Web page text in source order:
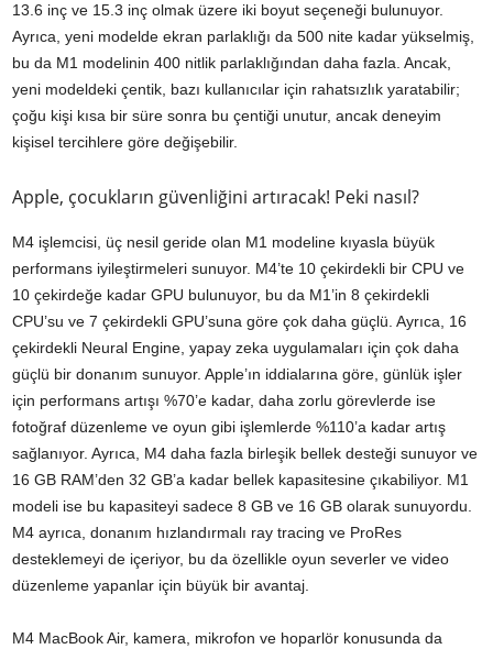
13.6 inç ve 15.3 inç olmak üzere iki boyut seçeneği bulunuyor.
Ayrıca, yeni modelde ekran parlaklığı da 500 nite kadar yükselmiş,
bu da M1 modelinin 400 nitlik parlaklığından daha fazla. Ancak,
yeni modeldeki çentik, bazı kullanıcılar için rahatsızlık yaratabilir;
çoğu kişi kısa bir süre sonra bu çentiği unutur, ancak deneyim
kişisel tercihlere göre değişebilir.
Apple, çocukların güvenliğini artıracak! Peki nasıl?
M4 işlemcisi, üç nesil geride olan M1 modeline kıyasla büyük
performans iyileştirmeleri sunuyor. M4’te 10 çekirdekli bir CPU ve
10 çekirdeğe kadar GPU bulunuyor, bu da M1’in 8 çekirdekli
CPU’su ve 7 çekirdekli GPU’suna göre çok daha güçlü. Ayrıca, 16
çekirdekli Neural Engine, yapay zeka uygulamaları için çok daha
güçlü bir donanım sunuyor. Apple’ın iddialarına göre, günlük işler
için performans artışı %70’e kadar, daha zorlu görevlerde ise
fotoğraf düzenleme ve oyun gibi işlemlerde %110’a kadar artış
sağlanıyor. Ayrıca, M4 daha fazla birleşik bellek desteği sunuyor ve
16 GB RAM’den 32 GB’a kadar bellek kapasitesine çıkabiliyor. M1
modeli ise bu kapasiteyi sadece 8 GB ve 16 GB olarak sunuyordu.
M4 ayrıca, donanım hızlandırmalı ray tracing ve ProRes
desteklemeyi de içeriyor, bu da özellikle oyun severler ve video
düzenleme yapanlar için büyük bir avantaj.
M4 MacBook Air, kamera, mikrofon ve hoparlör konusunda da